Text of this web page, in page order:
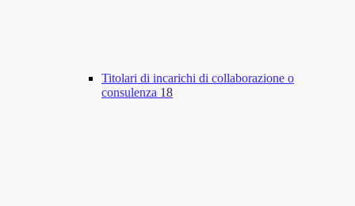
Titolari di incarichi di collaborazione o
consulenza 18